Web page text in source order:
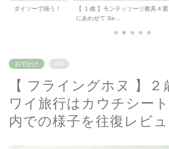
ーリ教具４選！成長
100均一 × Canva で「日めくりカ
ー」を手...
おでかけ PR
【 フライングホヌ 】２
ワイ旅行はカウチシー
内での様子を往復レビュ